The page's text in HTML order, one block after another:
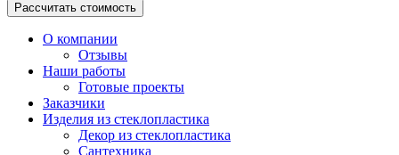
Рассчитать стоимость
О компании
Отзывы
Наши работы
Готовые проекты
Заказчики
Изделия из стеклопластика
Декор из стеклопластика
Сантехника